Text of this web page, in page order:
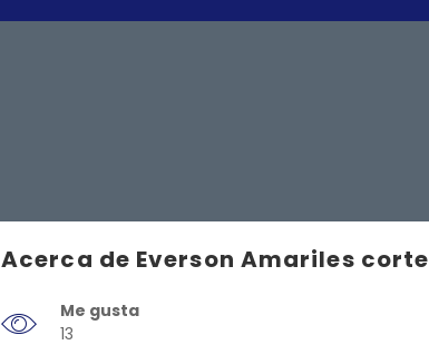
Acerca de Everson Amariles
Me gusta
13